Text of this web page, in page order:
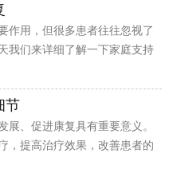
次要注重日常生活习惯的培
、适度的体育锻炼，这些都是
心和毅力，白癜风的康复是一
其反。许多成功的康复案例都
理，就一定能看到令人欣喜的
都不尽相同，睡眠调理的具体
患者结合自身的实际情况，在
在实践中逐步摸索出适合自己
误区，比如过度焦虑影响正常
作用，但很多患者往往忽视了
我们来详细了解一下家庭支持
对这一皮肤问题。 在家庭支持
容。首先，要保持良好的心
而过度焦虑。其次，要注意日
影响。此外，要有耐心和信
急于求成。只有持之以恒，才
赵同学的父母非常重视日常护
节
展、促进康复具有重要意义。
，提高治疗效果，改善患者的
期坚持，成为日常生活的一部